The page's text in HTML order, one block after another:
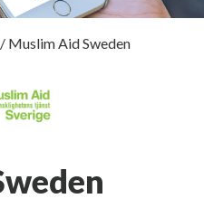
/ Muslim Aid Sweden